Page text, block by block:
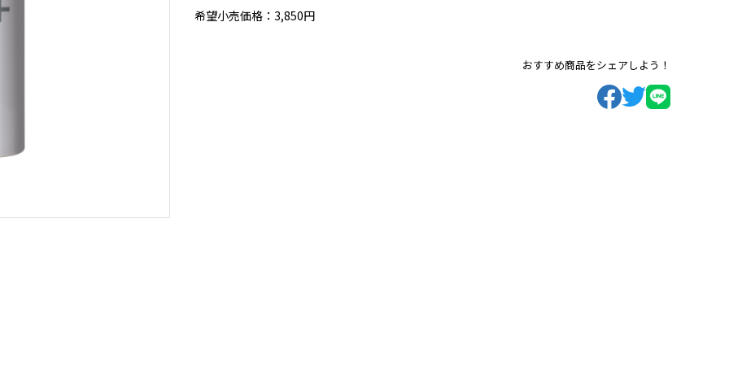
希望小売価格：3,850円
おすすめ商品をシェアしよう！